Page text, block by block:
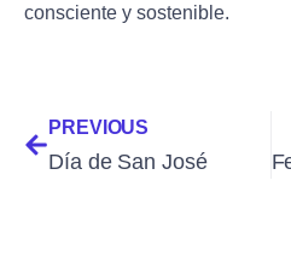
consciente y sostenible.
PREVIOUS
Día de San José